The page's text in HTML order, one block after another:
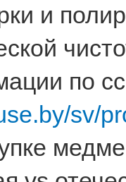
и
по
sv/